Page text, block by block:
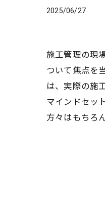
2025/06/27
施工管理の現
ついて焦点を
は、実際の施
マインドセッ
方々はもちろ